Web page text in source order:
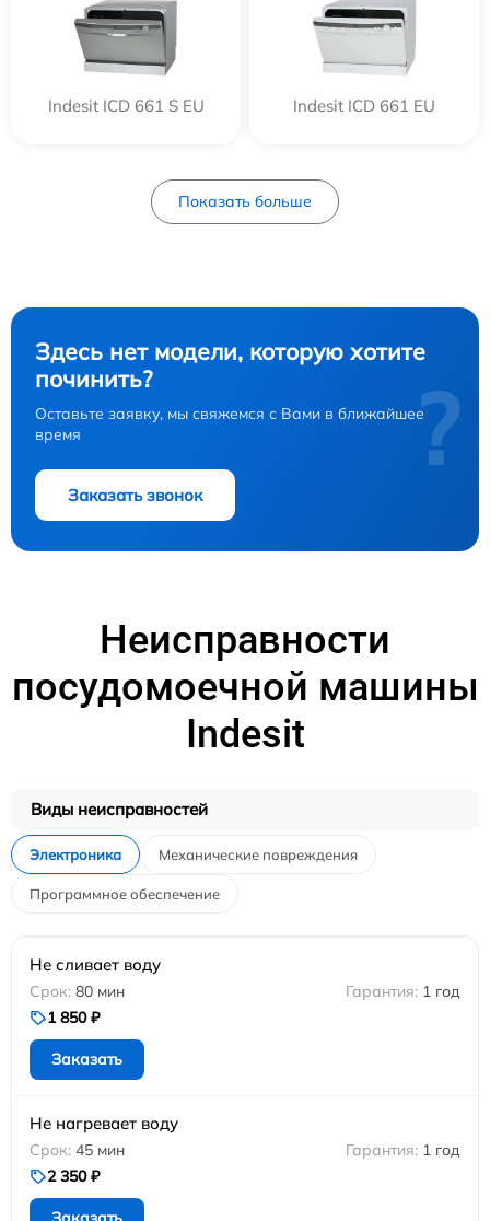
Indesit ICD 661 S EU Indesit ICD 661 EU
Показать больше
Здесь нет модели, которую хотите
починить?
Оставьте заявку, мы свяжемся с Вами в ближайшее
время
Заказать звонок
?
Неисправности
посудомоечной машины
Indesit
Виды неисправностей
Электроника Механические повреждения
Программное обеспечение
Не сливает воду
80 мин
1 год
1 850 ₽
Заказать
Не нагревает воду
45 мин
1 год
2 350 ₽